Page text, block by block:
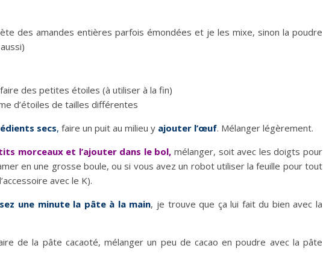
des amandes entières parfois émondées et je les mixe, sinon la poudre
des petites étoiles (à utiliser à la fin)
d’étoiles de tailles différentes
secs, faire un puit au milieu y ajouter l’œuf. Mélanger légèrement.
morceaux et l’ajouter dans le bol, mélanger, soit avec les doigts pour
en une grosse boule, ou si vous avez un robot utiliser la feuille pour tout
avec le K).
une minute la pâte à la main, je trouve que ça lui fait du bien avec la
de la pâte cacaoté, mélanger un peu de cacao en poudre avec la pâte